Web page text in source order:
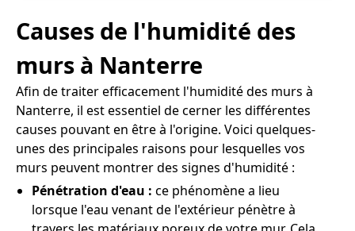
Causes de l'humidité des
murs à Nanterre
Afin de traiter efficacement l'humidité des murs à
Nanterre, il est essentiel de cerner les différentes
causes pouvant en être à l'origine. Voici quelques-
unes des principales raisons pour lesquelles vos
murs peuvent montrer des signes d'humidité :
Pénétration d'eau : ce phénomène a lieu
lorsque l'eau venant de l'extérieur pénètre à